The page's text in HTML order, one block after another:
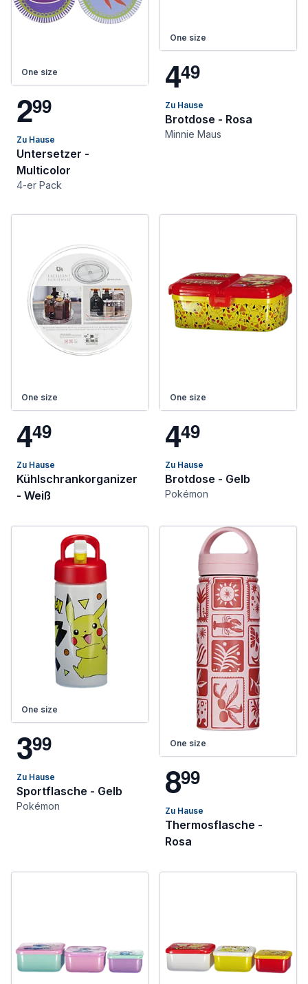
One size
299
Zu Hause
Untersetzer -
Multicolor
4-er Pack
One size
449
Zu Hause
Brotdose - Rosa
Minnie Maus
One size
449
Zu Hause
Kühlschrankorganizer
- Weiß
One size
449
Zu Hause
Brotdose - Gelb
Pokémon
One size
399
Zu Hause
Sportflasche - Gelb
Pokémon
One size
899
Zu Hause
Thermosflasche -
Rosa